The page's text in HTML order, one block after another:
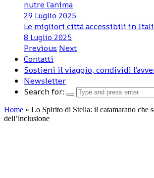
nutre l’anima
29 Luglio 2025
Le migliori città accessibili in
8 Luglio 2025
Previous Next
Contatti
Sostieni il viaggio, condividi
Newsletter
Search for:
Home » Lo Spirito di Stella: il catamarano che
dell’inclusione